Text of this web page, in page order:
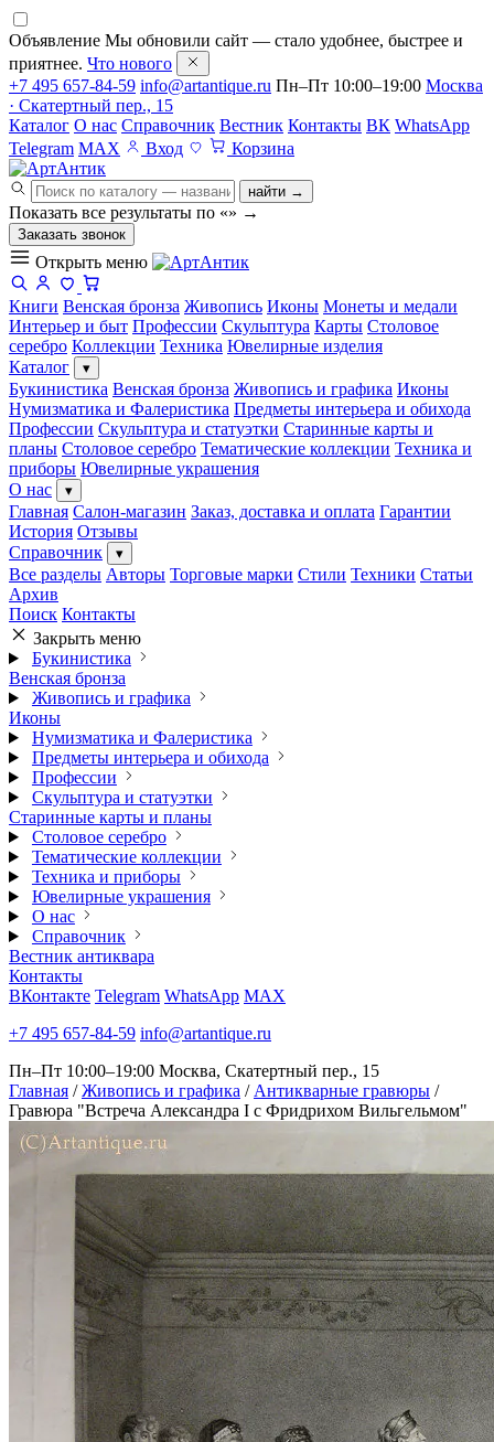
Объявление Мы обновили сайт — стало удобнее, быстрее и
приятнее. Что нового
+7 495 657-84-59 info@artantique.ru Пн–Пт 10:00–19:00 Москва
· Скатертный пер., 15
Каталог О нас Справочник Вестник Контакты ВК WhatsApp
Telegram MAX Вход Корзина
найти →
Показать все результаты по «» →
Заказать звонок
Открыть меню
Книги Венская бронза Живопись Иконы Монеты и медали
Интерьер и быт Профессии Скульптура Карты Столовое
серебро Коллекции Техника Ювелирные изделия
Каталог
▾
Букинистика Венская бронза Живопись и графика Иконы
Нумизматика и Фалеристика Предметы интерьера и обихода
Профессии Скульптура и статуэтки Старинные карты и
планы Столовое серебро Тематические коллекции Техника и
приборы Ювелирные украшения
О нас
▾
Главная Салон-магазин Заказ, доставка и оплата Гарантии
История Отзывы
Справочник
▾
Все разделы Авторы Торговые марки Стили Техники Статьи
Архив
Поиск Контакты
Закрыть меню
Букинистика
Венская бронза
Живопись и графика
Иконы
Нумизматика и Фалеристика
Предметы интерьера и обихода
Профессии
Скульптура и статуэтки
Старинные карты и планы
Столовое серебро
Тематические коллекции
Техника и приборы
Ювелирные украшения
О нас
Справочник
Вестник антиквара
Контакты
ВКонтакте Telegram WhatsApp MAX
+7 495 657-84-59 info@artantique.ru
Пн–Пт 10:00–19:00 Москва, Скатертный пер., 15
Главная / Живопись и графика / Антикварные гравюры /
Гравюра "Встреча Александра I с Фридрихом Вильгельмом"